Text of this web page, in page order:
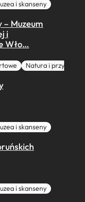
i skanseny
– Muzeum
i
Wło…
Natura i przygoda
i skanseny
i skanseny